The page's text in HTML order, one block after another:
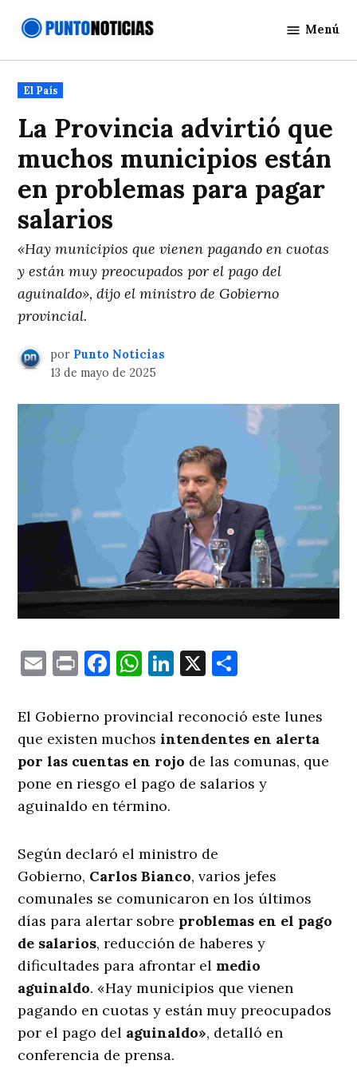
Noticias
Menú
Publicado
en
El País
La Provincia advirtió que
muchos municipios están
en problemas para pagar
salarios
«Hay municipios que vienen pagando en cuotas
y están muy preocupados por el pago del
aguinaldo», dijo el ministro de Gobierno
provincial.
por Punto Noticias
13 de mayo de 2025
EmailPrintFacebook
WhatsApp
LinkedIn
X
El Gobierno provincial reconoció este lunes
que existen muchosintendentes en alerta
por las cuentas en rojo de las comunas, que
pone en riesgo el pago de salarios y
aguinaldo en término.
Según declaró el ministro de
Gobierno, Carlos Bianco, varios jefes
comunales se comunicaron en los últimos
días para alertar sobre problemas en el pago
de salarios, reducción de haberes y
dificultades para afrontar el medio
aguinaldo. «Hay municipios que vienen
pagando en cuotas y están muy preocupados
por el pago del aguinaldo», detalló en
conferencia de prensa.